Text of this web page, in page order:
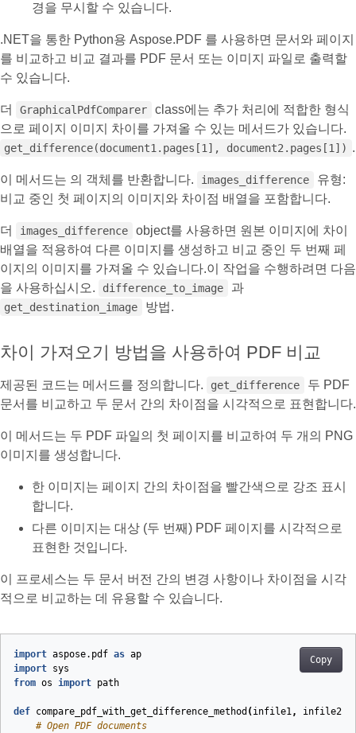
경을 무시할 수 있습니다.
.NET을 통한 Python용 Aspose.PDF 를 사용하면 문서와 페이지
를 비교하고 비교 결과를 PDF 문서 또는 이미지 파일로 출력할
수 있습니다.
더 GraphicalPdfComparer
class에는 추가 처리에 적합한 형식
으로 페이지 이미지 차이를 가져올 수 있는 메서드가 있습니다.
get_difference(document1.pages[1], document2.pages[1]) .
이 메서드는 의 객체를 반환합니다. images_difference
유형:
비교 중인 첫 페이지의 이미지와 차이점 배열을 포함합니다.
더 images_difference
object를 사용하면 원본 이미지에 차이
배열을 적용하여 다른 이미지를 생성하고 비교 중인 두 번째 페
이지의 이미지를 가져올 수 있습니다.이 작업을 수행하려면 다음
을 사용하십시오.
difference_to_image 과
get_destination_image 방법.
차이 가져오기 방법을 사용하여 PDF 비교
제공된 코드는 메서드를 정의합니다. get_difference
두 PDF
문서를 비교하고 두 문서 간의 차이점을 시각적으로 표현합니다.
이 메서드는 두 PDF 파일의 첫 페이지를 비교하여 두 개의 PNG
이미지를 생성합니다.
한 이미지는 페이지 간의 차이점을 빨간색으로 강조 표시
합니다.
다른 이미지는 대상 (두 번째) PDF 페이지를 시각적으로
표현한 것입니다.
이 프로세스는 두 문서 버전 간의 변경 사항이나 차이점을 시각
적으로 비교하는 데 유용할 수 있습니다.
Copy
import aspose.pdf as ap
import sys
from os import path
def compare_pdf_with_get_difference_method ( infile1, infile2
# Open PDF documents